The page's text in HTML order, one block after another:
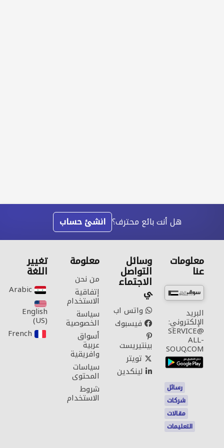
هل أنت بائع محترف؟ انشئ حساب
معلومات
عنا
البريد
الإلكتروني:
SERVICE@
ALL-
SOUQ.COM
رسائل
شركات
مقالات
التعليمات
وسائل
التواصل
الاجتماع
ي
واتس اب
فيسبوك
بينتيريست
تويتر
لينكدين
معلومة
من نحن
إتفاقية
الاستخدام
سياسة
الخصوصية
أسواق
عربية
وافريقية
سياسات
المحتوى
شروط
الاستخدام
تغيير
اللغة
Arabic‎
English
(US)‎
French‎